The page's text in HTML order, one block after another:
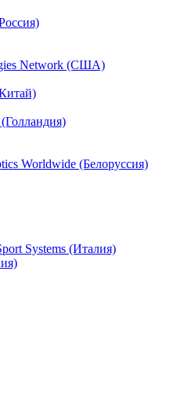
Network (США)
Worldwide (Белоруссия)
Systems (Италия)